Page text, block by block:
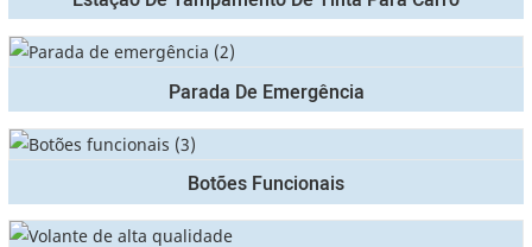
Parada De Emergência
Botões Funcionais